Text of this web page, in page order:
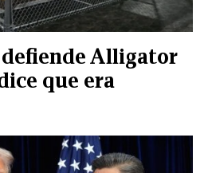
Alligator
que era